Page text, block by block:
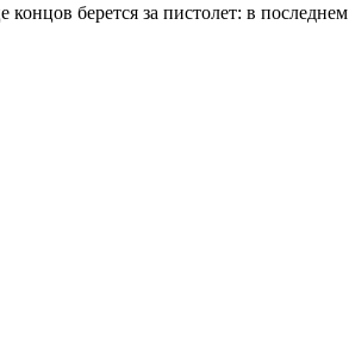
берется за пистолет: в